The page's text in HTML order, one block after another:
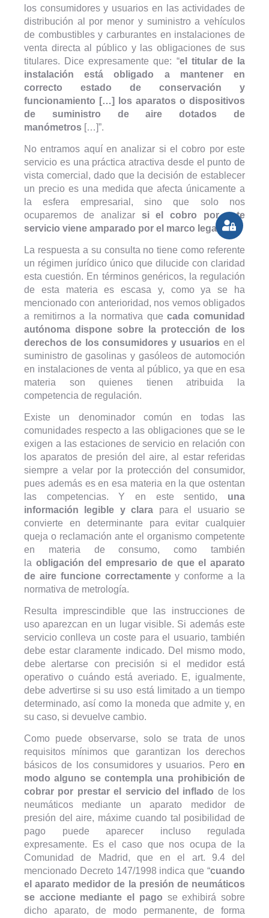
los consumidores y usuarios en las actividades de
distribución al por menor y suministro a vehículos
de combustibles y carburantes en instalaciones de
venta directa al público y las obligaciones de sus
titulares. Dice expresamente que: “el titular de la
instalación está obligado a mantener en
correcto estado de conservación y
funcionamiento […] los aparatos o dispositivos
de suministro de aire dotados de
manómetros […]”.
No entramos aquí en analizar si el cobro por este
servicio es una práctica atractiva desde el punto de
vista comercial, dado que la decisión de establecer
un precio es una medida que afecta únicamente a
la esfera empresarial, sino que solo nos
ocuparemos de analizar si el cobro por este
servicio viene amparado por el marco legal
La respuesta a su consulta no tiene como referente
un régimen jurídico único que dilucide con claridad
esta cuestión. En términos genéricos, la regulación
de esta materia es escasa y, como ya se ha
mencionado con anterioridad, nos vemos obligados
a remitirnos a la normativa quecada comunidad
autónoma dispone sobre la protección de los
derechos de los consumidores y usuarios en el
suministro de gasolinas y gasóleos de automoción
en instalaciones de venta al público, ya que en esa
materia son quienes tienen atribuida la
competencia de regulación.
Existe un denominador común en todas las
comunidades respecto a las obligaciones que se le
exigen a las estaciones de servicio en relación con
los aparatos de presión del aire, al estar referidas
siempre a velar por la protección del consumidor,
pues además es en esa materia en la que ostentan
las competencias. Y en este sentido, una
información legible y clara para el usuario se
convierte en determinante para evitar cualquier
queja o reclamación ante el organismo competente
en materia de consumo, como también
la obligación del empresario de que el aparato
de aire funcione correctamentey conforme a la
normativa de metrología.
Resulta imprescindible que las instrucciones de
uso aparezcan en un lugar visible. Si además este
servicio conlleva un coste para el usuario, también
debe estar claramente indicado. Del mismo modo,
debe alertarse con precisión si el medidor está
operativo o cuándo está averiado. E, igualmente,
debe advertirse si su uso está limitado a un tiempo
determinado, así como la moneda que admite y, en
su caso, si devuelve cambio.
Como puede observarse, solo se trata de unos
requisitos mínimos que garantizan los derechos
básicos de los consumidores y usuarios. Pero en
modo alguno se contempla una prohibición de
cobrar por prestar el servicio del inflado de los
neumáticos mediante un aparato medidor de
presión del aire, máxime cuando tal posibilidad de
pago puede aparecer incluso regulada
expresamente. Es el caso que nos ocupa de la
Comunidad de Madrid, que en el art. 9.4 del
mencionado Decreto 147/1998 indica que “cuando
el aparato medidor de la presión de neumáticos
se accione mediante el pago se exhibirá sobre
dicho aparato, de modo permanente, de forma